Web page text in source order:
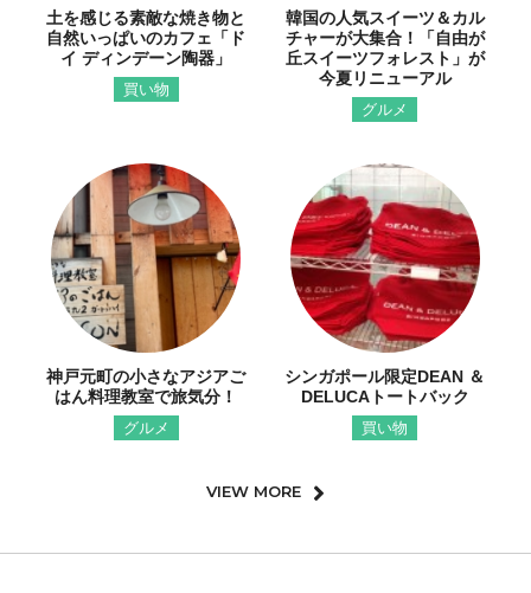
土を感じる素敵な焼き物と
自然いっぱいのカフェ「ド
イ ディンデーン陶器」
買い物
韓国の人気スイーツ＆カル
チャーが大集合！「自由が
丘スイーツフォレスト」が
今夏リニューアル
グルメ
神戸元町の小さなアジアご
はん料理教室で旅気分！
グルメ
シンガポール限定DEAN ＆
DELUCAトートバック
買い物
VIEW MORE